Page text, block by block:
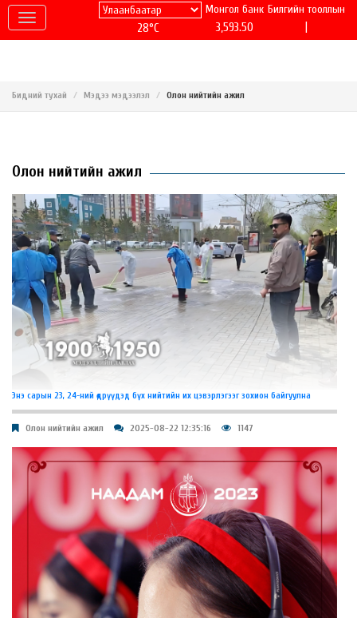
28°C
Монгол банк
3,593.50
Билгийн тооллын
Бидний тухай Мэдээ мэдээлэл Олон нийтийн ажил
Олон нийтийн ажил
Энэ сарын 23, 24-ний өдрүүдэд бүх нийтийн их цэвэрлэгээг зохион байгуулна
Олон нийтийн ажил 2025-08-22 12:35:16 1147